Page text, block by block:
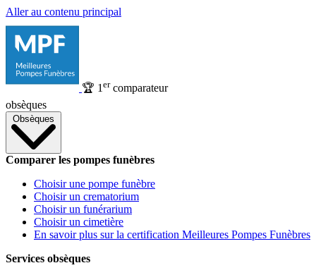
Aller au contenu principal
🏆 1 ercomparateur
obsèques
Obsèques
Comparer les pompes funèbres
Choisir une pompe funèbre
Choisir un crematorium
Choisir un funérarium
Choisir un cimetière
En savoir plus sur la certification Meilleures Pompes Funèbres
Services obsèques